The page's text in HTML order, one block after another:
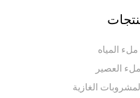
الغازية